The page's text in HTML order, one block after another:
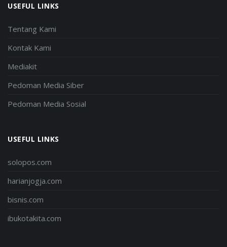
USEFUL LINKS
Tentang Kami
Kontak Kami
Mediakit
Pedoman Media Siber
Pedoman Media Sosial
USEFUL LINKS
solopos.com
harianjogja.com
bisnis.com
ibukotakita.com